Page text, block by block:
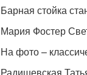
Барная стойка
Мария Фостер
На фото –